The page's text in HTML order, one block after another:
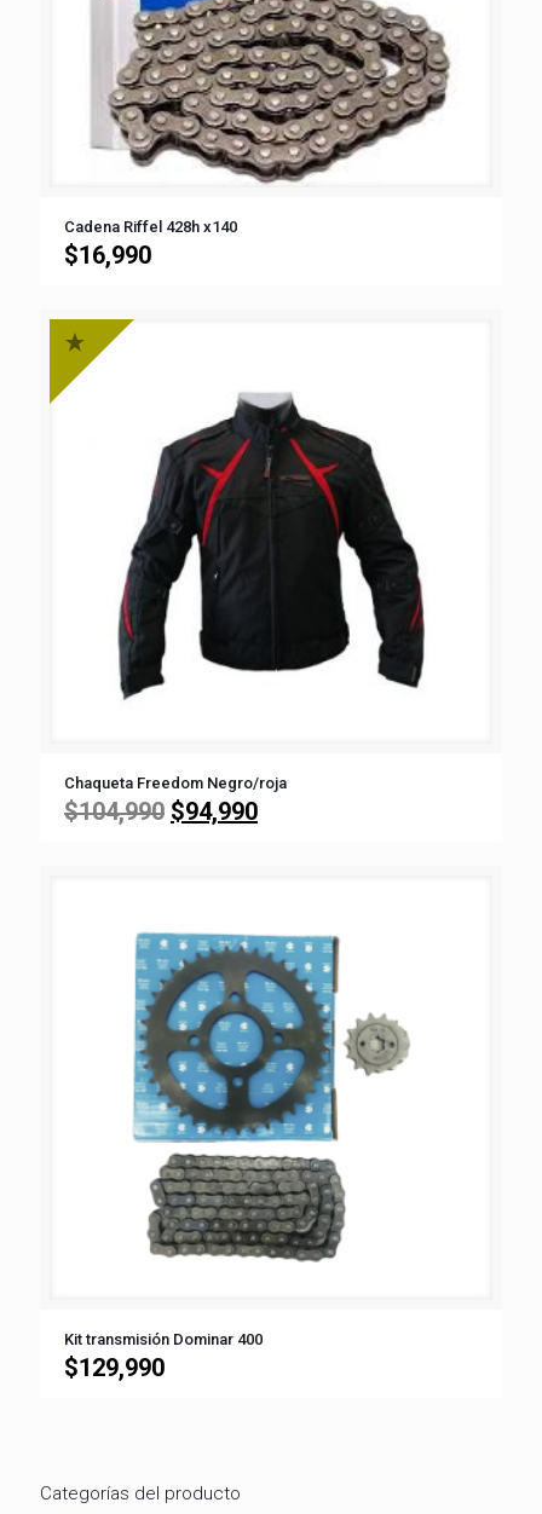
Cadena Riffel 428h x140
$16,990
Chaqueta Freedom Negro/roja
$104,990 El
precio
$94,990El
precio
Kit transmisión Dominar 400
$129,990
Categorías del producto